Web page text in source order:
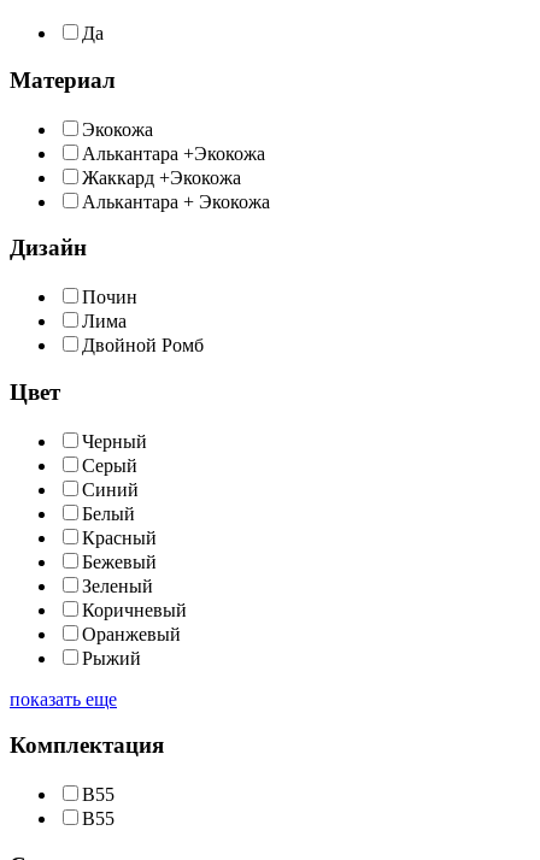
Да
Материал
Экокожа
Алькантара +Экокожа
Жаккард +Экокожа
Алькантара + Экокожа
Дизайн
Почин
Лима
Двойной Ромб
Цвет
Черный
Серый
Синий
Белый
Красный
Бежевый
Зеленый
Коричневый
Оранжевый
Рыжий
показать еще
Комплектация
В55
B55